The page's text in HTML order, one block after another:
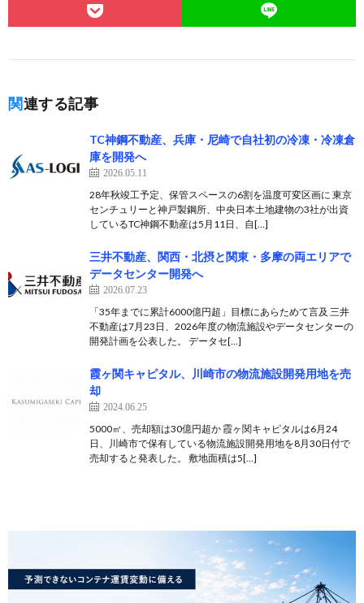
関連する記事
TC神鋼不動産、兵庫・尼崎で自社初の冷凍・冷凍倉
庫を開発へ
2026.05.11
28年秋竣工予定、保管スペースの6割を温度可変区画に 東京
センチュリーと神戸製鋼所、中央日本土地建物の3社が出資
しているTC神鋼不動産は5月11日、自[…]
三井不動産、関西・北摂と関東・多摩の両エリアで
データセンター開発へ
2026.07.23
「35年までに累計6000億円超」目標にあらためて言及 三井
不動産は7月23日、2026年度の物流施設やデータセンターの
開発計画を公表した。 データセ[…]
霞ヶ関キャピタル、川崎市の物流施設開発用地を売
却
2024.06.25
5000㎡、売却額は30億円超か 霞ヶ関キャピタルは6月24
日、川崎市で保有している物流施設開発用地を8月30日付で
売却すると発表した。 敷地面積は5[…]